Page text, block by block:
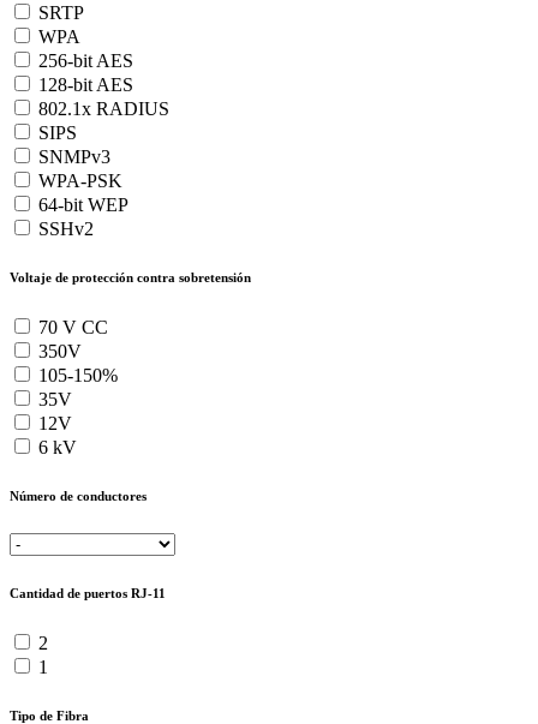
SRTP
WPA
256-bit AES
128-bit AES
802.1x RADIUS
SIPS
SNMPv3
WPA-PSK
64-bit WEP
SSHv2
Voltaje de protección contra sobretensión
70 V CC
350V
105-150%
35V
12V
6 kV
Número de conductores
Cantidad de puertos RJ-11
2
1
Tipo de Fibra